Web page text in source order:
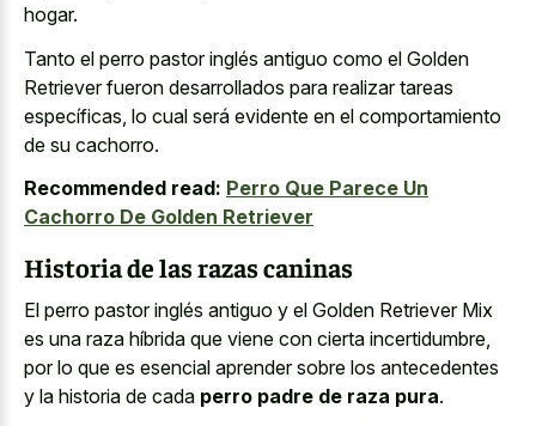
hogar.
Tanto el perro pastor inglés antiguo como el Golden
Retriever fueron desarrollados para realizar tareas
específicas, lo cual será evidente en el comportamiento
de su cachorro.
Recommended read: Perro Que Parece Un
Cachorro De Golden Retriever
Historia de las razas caninas
El perro pastor inglés antiguo y el Golden Retriever Mix
es una raza híbrida que viene con cierta incertidumbre,
por lo que es esencial aprender sobre los antecedentes
y la historia de cada perro padre de raza pura.